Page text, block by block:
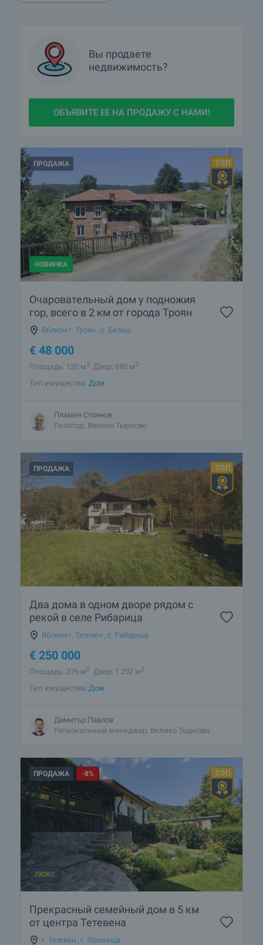
Вы продаете
недвижимость?
ОБЪЯВИТЕ ЕЕ НА ПРОДАЖУ С НАМИ!
ПРОДАЖА
НОВИНКА
Очаровательный дом у подножия
гор, всего в 2 км от города Троян
Вблизи г. Троян с. Белиш
€ 48 000
Площадь: 120 м2 Двор: 680 м2
Тип имущества: Дом
Пламен Стоянов
Риэлтор, Велико Тырново
ПРОДАЖА
Два дома в одном дворе рядом с
рекой в селе Рибарица
Вблизи г. Тетевен с. Рибарица
€ 250 000
Площадь: 276 м2 Двор: 1 202 м2
Тип имущества: Дом
Димитър Павлов
Региональный менеджер, Велико Тырново
ПРОДАЖА -8%
ЛЮКС
Прекрасный семейный дом в 5 км
от центра Тетевена
г. Тетевен г. Ябланица